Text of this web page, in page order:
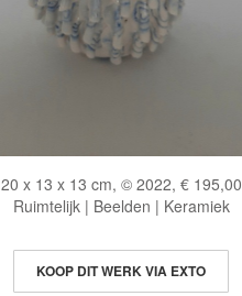
20 x 13 x 13 cm, © 2022, € 195,00
Ruimtelijk | Beelden | Keramiek
KOOP DIT WERK VIA EXTO